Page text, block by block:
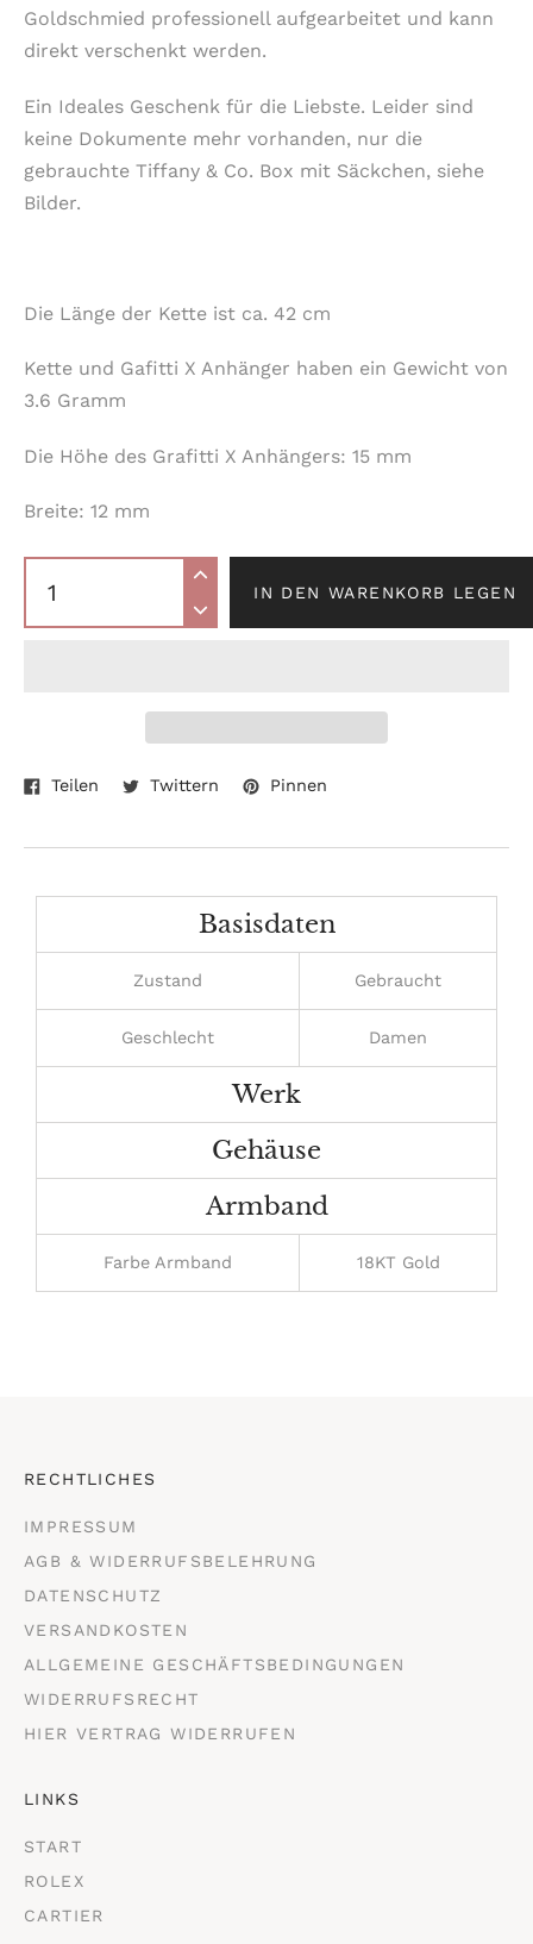
Goldschmied professionell aufgearbeitet und kann
direkt verschenkt werden.
Ein Ideales Geschenk für die Liebste. Leider sind
keine Dokumente mehr vorhanden, nur die
gebrauchte Tiffany & Co. Box mit Säckchen, siehe
Bilder.
Die Länge der Kette ist ca. 42 cm
Kette und Gafitti X Anhänger haben ein Gewicht von
3.6 Gramm
Die Höhe des Grafitti X Anhängers: 15 mm
Breite: 12 mm
IN DEN WARENKORB LEGEN
Produkt
zum
Teilen
Facebook
Twittern
Twitter
Pinnen
Basisdaten
Zustand Gebraucht
Geschlecht Damen
Werk
Gehäuse
Armband
Farbe Armband 18KT Gold
RECHTLICHES
IMPRESSUM
AGB & WIDERRUFSBELEHRUNG
DATENSCHUTZ
VERSANDKOSTEN
ALLGEMEINE GESCHÄFTSBEDINGUNGEN
WIDERRUFSRECHT
HIER VERTRAG WIDERRUFEN
LINKS
START
ROLEX
CARTIER